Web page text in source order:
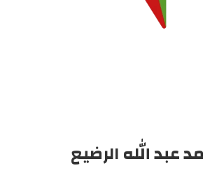
عبد الله الرضيع